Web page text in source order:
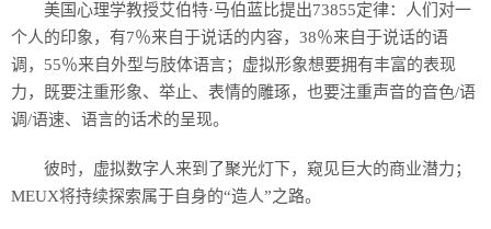
美国心理学教授艾伯特·马伯蓝比提出73855定律：人们对一
个人的印象，有7％来自于说话的内容，38％来自于说话的语
调，55％来自外型与肢体语言；虚拟形象想要拥有丰富的表现
力，既要注重形象、举止、表情的雕琢，也要注重声音的音色/语
调/语速、语言的话术的呈现。
彼时，虚拟数字人来到了聚光灯下，窥见巨大的商业潜力；
MEUX将持续探索属于自身的“造人”之路。